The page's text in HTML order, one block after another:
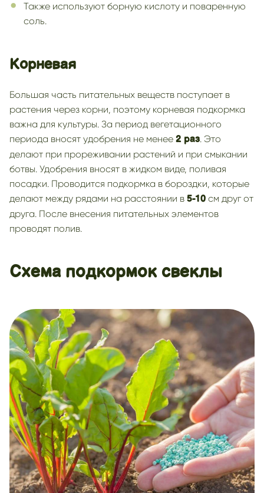
Также используют борную кислоту и поваренную
соль.
Корневая
Большая часть питательных веществ поступает в
растения через корни, поэтому корневая подкормка
важна для культуры. За период вегетационного
периода вносят удобрения не менее 2 раз. Это
делают при прореживании растений и при смыкании
ботвы. Удобрения вносят в жидком виде, поливая
посадки. Проводится подкормка в бороздки, которые
делают между рядами на расстоянии в 5-10 см друг от
друга. После внесения питательных элементов
проводят полив.
Схема подкормок свеклы